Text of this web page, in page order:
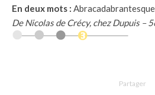
En deux mots : Abracadabrantesque
De Nicolas de Crécy, chez Dupuis –
Partager